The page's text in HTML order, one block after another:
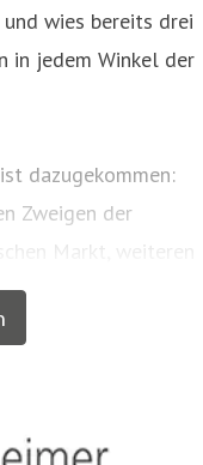
wies bereits drei
in jedem Winkel der
dazugekommen:
Zweigen der
Markt, weiteren
Neben unserem
Versicherer von
Beispielsweise